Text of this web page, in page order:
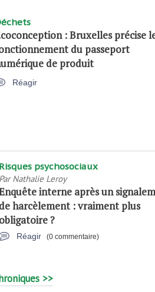
: Bruxelles précise
du passeport
de produit
Réagir
Risques psychosociaux
ParNathalie Leroy
interne après un
de harcèlement : vraiment plus
obligatoire ?
Réagir (0 commentaire)
>>